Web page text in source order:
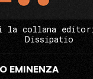
la collana
Dissipatio
EMINENZA